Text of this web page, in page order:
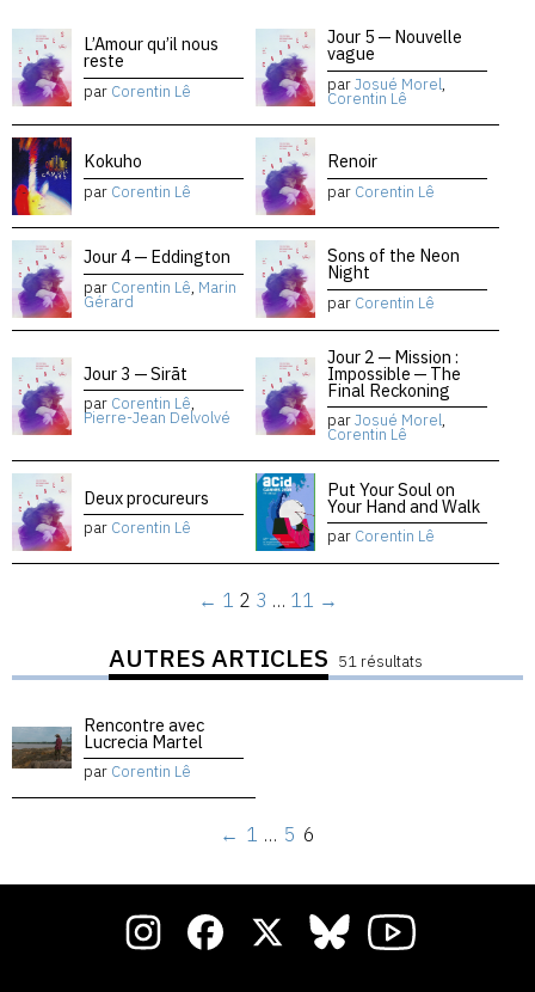
L’Amour qu’il nous
reste
par Corentin Lê
Jour 5 — Nouvelle
vague
parJosué Morel,
Corentin Lê
Kokuho
par Corentin Lê
Renoir
par Corentin Lê
Jour 4 — Eddington
par Corentin Lê, Marin
Gérard
Sons of the Neon
Night
par Corentin Lê
Jour 3 — Sirāt
par Corentin Lê,
Pierre-Jean Delvolvé
Jour 2 — Mission :
Impossible — The
Final Reckoning
parJosué Morel,
Corentin Lê
Deux procureurs
par Corentin Lê
Put Your Soul on
Your Hand and Walk
par Corentin Lê
← 1 2 3 … 11 →
AUTRES ARTICLES 51 résultats
Rencontre avec
Lucrecia Martel
par Corentin Lê
← 1 … 5 6